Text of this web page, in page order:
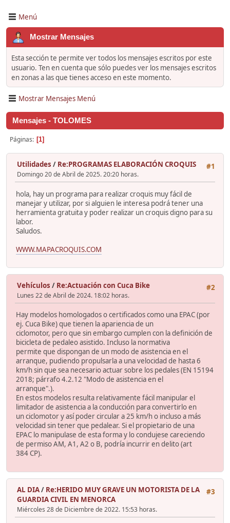
Menú
Mostrar Mensajes
Esta sección te permite ver todos los mensajes escritos por este
usuario. Ten en cuenta que sólo puedes ver los mensajes escritos
en zonas a las que tienes acceso en este momento.
Mostrar Mensajes Menú
Mensajes - TOLOMES
Páginas 1
#1
Utilidades / Re:PROGRAMAS ELABORACIÓN CROQUIS
Domingo 20 de Abril de 2025. 20:20 horas.
hola, hay un programa para realizar croquis muy fácil de
manejar y utilizar, por si alguien le interesa podrá tener una
herramienta gratuita y poder realizar un croquis digno para su
labor.
Saludos.
WWW.MAPACROQUIS.COM
#2
Vehículos / Re:Actuación con Cuca Bike
Lunes 22 de Abril de 2024. 18:02 horas.
Hay modelos homologados o certificados como una EPAC (por
ej. Cuca Bike) que tienen la apariencia de un
ciclomotor, pero que sin embargo cumplen con la definición de
bicicleta de pedaleo asistido. Incluso la normativa
permite que dispongan de un modo de asistencia en el
arranque, pudiendo propulsarla a una velocidad de hasta 6
km/h sin que sea necesario actuar sobre los pedales (EN 15194
2018; párrafo 4.2.12 "Modo de asistencia en el
arranque".).
En estos modelos resulta relativamente fácil manipular el
limitador de asistencia a la conducción para convertirlo en
un ciclomotor y así poder circular a 25 km/h o incluso a más
velocidad sin tener que pedalear. Si el propietario de una
EPAC lo manipulase de esta forma y lo condujese careciendo
de permiso AM, A1, A2 o B, podría incurrir en delito (art
384 CP).
#3
AL DIA/ Re:HERIDO MUY GRAVE UN MOTORISTA DE LA
GUARDIA CIVIL EN MENORCA
Miércoles 28 de Diciembre de 2022. 15:53 horas.